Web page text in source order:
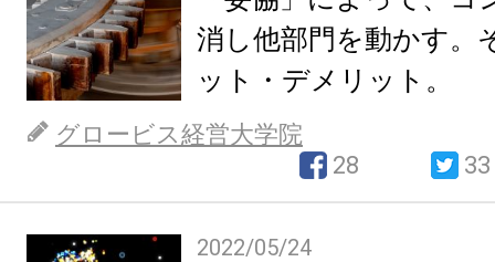
消し他部門を動かす。
ット・デメリット。
グロービス経営大学院
28
33
2022/05/24